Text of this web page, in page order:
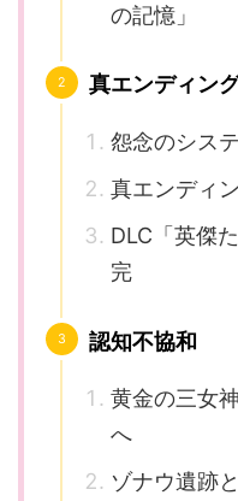
の記憶」
真エンディン
怨念のシス
真エンディ
DLC「英傑
完
認知不協和
黄金の三女
へ
ゾナウ遺跡